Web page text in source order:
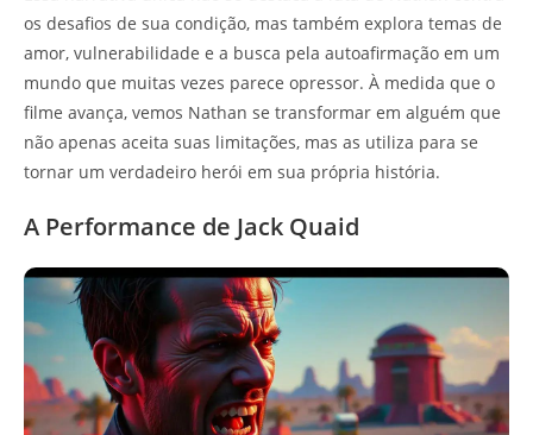
os desafios de sua condição, mas também explora temas de
amor, vulnerabilidade e a busca pela autoafirmação em um
mundo que muitas vezes parece opressor. À medida que o
filme avança, vemos Nathan se transformar em alguém que
não apenas aceita suas limitações, mas as utiliza para se
tornar um verdadeiro herói em sua própria história.
A Performance de Jack Quaid